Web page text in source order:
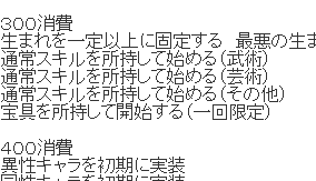
３００消費
生まれを一定以上に固定する 最悪の生
通常スキルを所持して始める（武術）
通常スキルを所持して始める（芸術）
通常スキルを所持して始める（その他）
宝具を所持して開始する（一回限定）
４００消費
異性キャラを初期に実装